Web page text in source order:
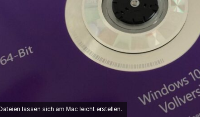
lassen sich am Mac leicht erstellen.